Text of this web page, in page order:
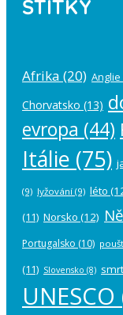
ŠTÍTKY
Afrika (20) Anglie
Chorvatsko (13)
evropa (44)
Itálie (75)
(9) lyžování (9) léto
(11) Norsko (12)
Portugalsko (10) poušť
(11) Slovensko (8) smrt
UNESCO